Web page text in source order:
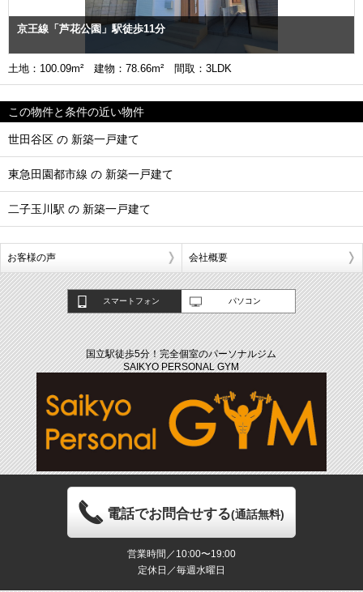
京王線「芦花公園」駅徒歩11分
土地：100.09m² 建物：78.66m² 間取：3LDK
この物件と条件の近い物件
世田谷区 の 新築一戸建て
東急田園都市線 の 新築一戸建て
二子玉川駅 の 新築一戸建て
お客様の声 会社概要
スマートフォン パソコン
国立駅徒歩5分！完全個室のパーソナルジム
SAIKYO PERSONAL GYM
電話でお問合せする(通話無料)
営業時間／10:00〜19:00
定休日／毎週水曜日